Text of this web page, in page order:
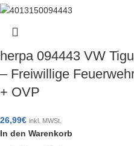
herpa 094443 VW
– Freiwillige
+ OVP
26,99€ inkl. MWSt.
In den Warenkorb